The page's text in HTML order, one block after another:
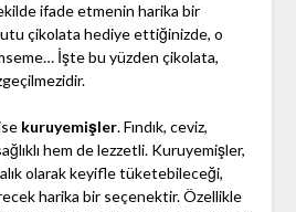
ifade etmenin harika bir
çikolata hediye ettiğinizde, o
İşte bu yüzden çikolata,
kuruyemişler. Fındık, ceviz,
hem de lezzetli. Kuruyemişler,
olarak keyifle tüketebileceği,
harika bir seçenektir. Özellikle